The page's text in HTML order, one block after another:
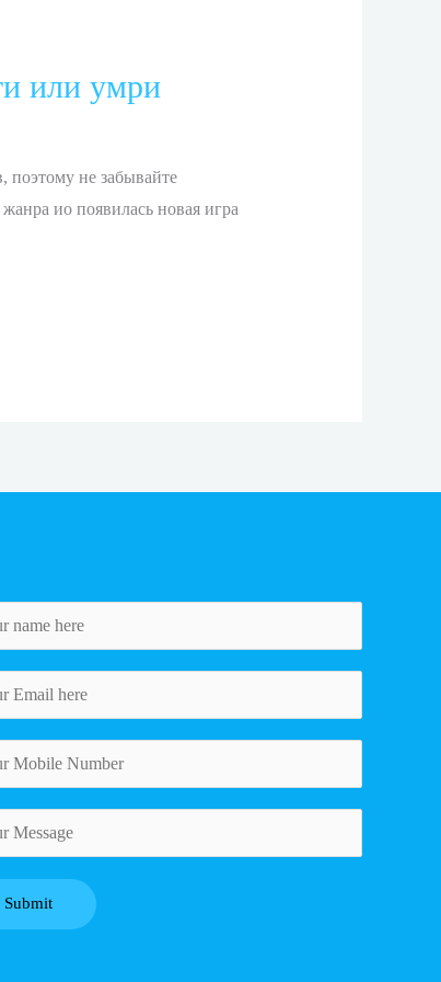
или умри
поэтому не забывайте
ио появилась новая игра